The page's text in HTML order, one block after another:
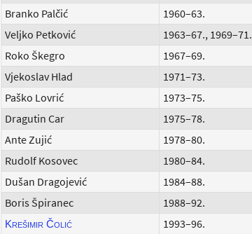
Branko Palčić
1960–63.
Veljko Petković
1963–67., 1969–71.
Roko Škegro
1967–69.
Vjekoslav Hlad
1971–73.
Paško Lovrić
1973–75.
Dragutin Car
1975–78.
Ante Zujić
1978–80.
Rudolf Kosovec
1980–84.
Dušan Dragojević
1984–88.
Boris Špiranec
1988–92.
Krešimir Čolić
1993–96.